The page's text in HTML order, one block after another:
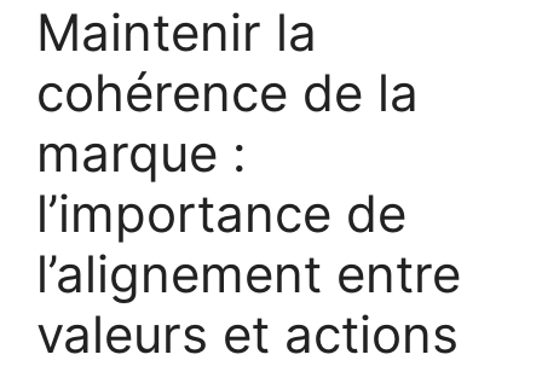
Maintenir la
cohérence de la
marque :
l’importance de
l’alignement entre
valeurs et actions